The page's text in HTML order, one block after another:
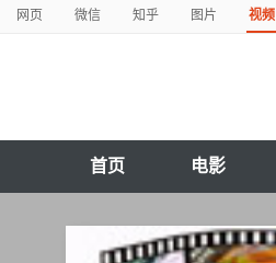
网页 微信 知乎 图片 视频
首页 电影